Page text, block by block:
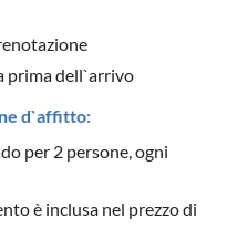
prima dell`arrivo
d`affitto:
per 2 persone, ogni
è inclusa nel prezzo di